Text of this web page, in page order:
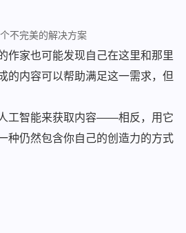
不完美的解决方案
作家也可能发现自己在这里和那里
的内容可以帮助满足这一需求，但
工智能来获取内容——相反，用它
种仍然包含你自己的创造力的方式